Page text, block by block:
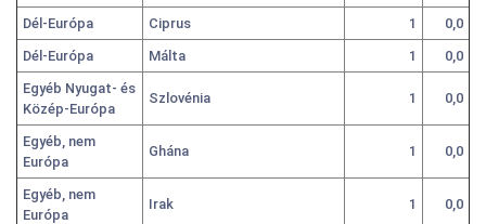
Dél-Európa Ciprus 1
0,0
Dél-Európa
Málta 1
0,0
Egyéb Nyugat- és
Közép-Európa
Szlovénia 1 0,0
Egyéb, nem
Európa
Ghána 1 0,0
Egyéb, nem
Európa
Irak 1 0,0